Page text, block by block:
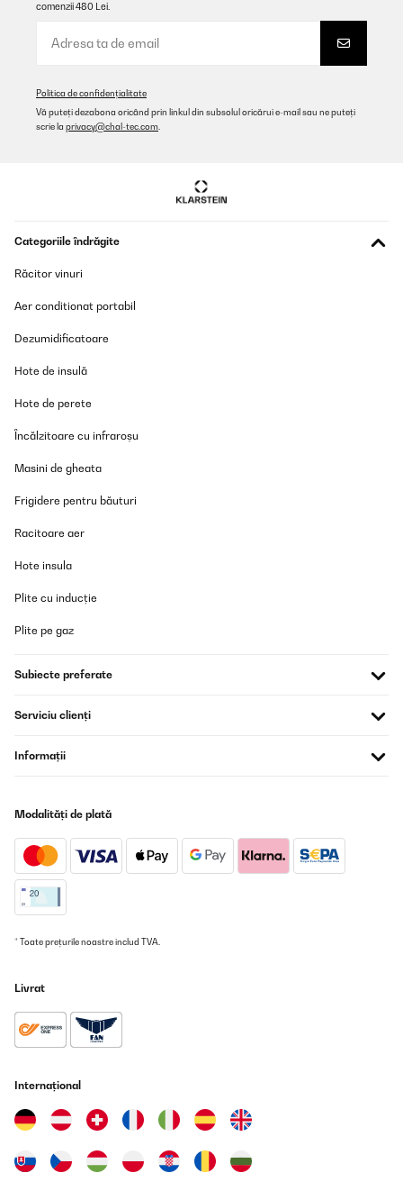
comenzii 480 Lei.
Politica de confidențialitate
Vă puteți dezabona oricând prin linkul din subsolul oricărui e-mail sau ne puteți
scrie la privacy@chal-tec.com
Categoriile îndrăgite
Răcitor vinuri
Aer conditionat portabil
Dezumidificatoare
Hote de insulă
Hote de perete
Încălzitoare cu infraroșu
Masini de gheata
Frigidere pentru băuturi
Racitoare aer
Hote insula
Plite cu inducție
Plite pe gaz
Subiecte preferate
Serviciu clienți
Informații
Modalități de plată
* Toate prețurile noastre includ TVA.
Livrat
Internațional